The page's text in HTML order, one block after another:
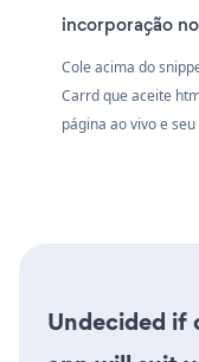
incorporação
Cole acima do
Carrd que aceite
página ao vivo e
Undecided if